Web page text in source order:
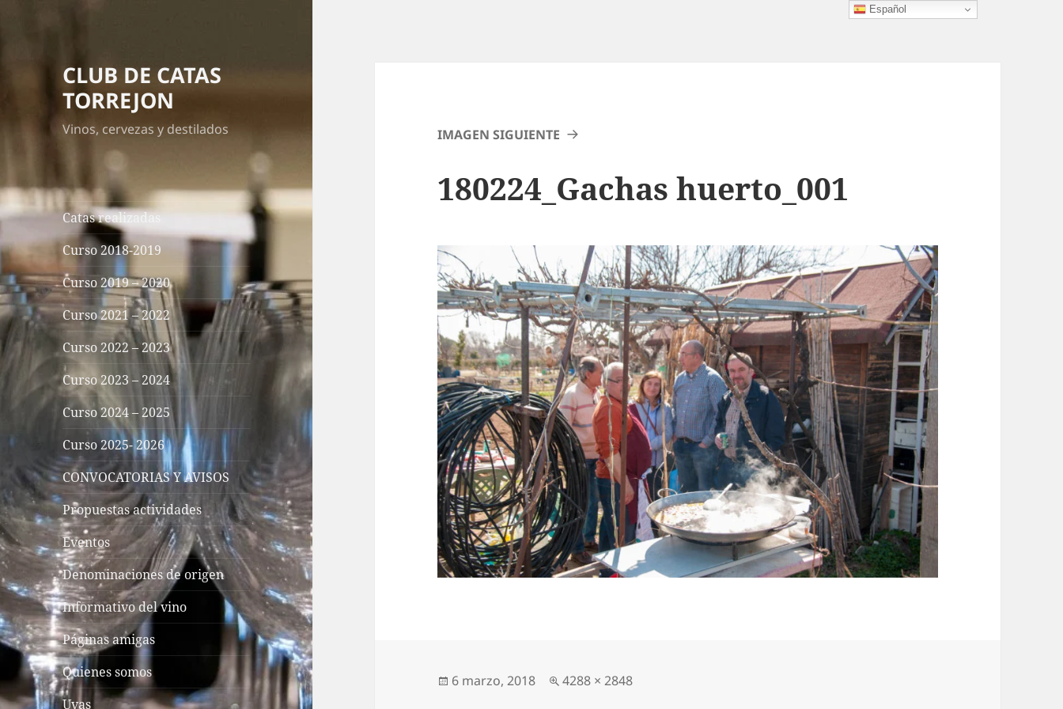
CLUB DE CATAS
TORREJON
Vinos, cervezas y destilados
Catas realizadas
Curso 2018-2019
Curso 2019 – 2020
Curso 2021 – 2022
Curso 2022 – 2023
Curso 2023 – 2024
Curso 2024 – 2025
Curso 2025- 2026
CONVOCATORIAS Y AVISOS
Propuestas actividades
Eventos
Denominaciones de origen
Informativo del vino
Páginas amigas
Quienes somos
Uvas
IMAGEN SIGUIENTE
180224_Gachas huerto_001
Publicado
6 marzo, 2018
Tamaño
4288 × 2848
Español